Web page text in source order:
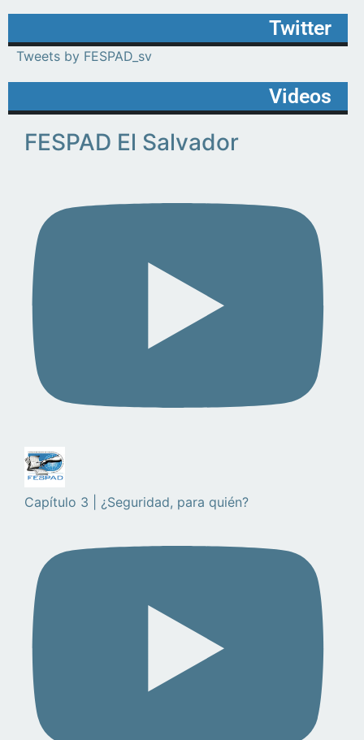
Twitter
Tweets by FESPAD_sv
Videos
FESPAD El Salvador
Capítulo 3 | ¿Seguridad, para quién?